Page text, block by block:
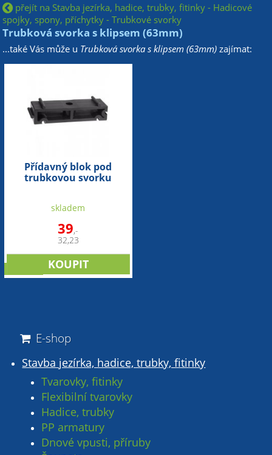
přejít na Stavba jezírka, hadice, trubky, fitinky - Hadicové
spojky, spony, příchytky - Trubkové svorky
Trubková svorka s klipsem (63mm)
...také Vás může u Trubková svorka s klipsem (63mm) zajímat:
Přídavný blok pod
trubkovou svorku
skladem
39,-
32,23
E-shop
Stavba jezírka, hadice, trubky, fitinky
Tvarovky, fitinky
Flexibilní tvarovky
Hadice, trubky
PP armatury
Dnové vpusti, příruby